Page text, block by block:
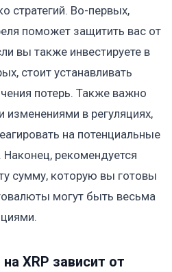
стратегий. Во-первых,
поможет защитить вас от
вы также инвестируете в
стоит устанавливать
потерь. Также важно
изменениями в регуляциях,
на потенциальные
рекомендуется
сумму, которую вы готовы
могут быть весьма
XRP зависит от